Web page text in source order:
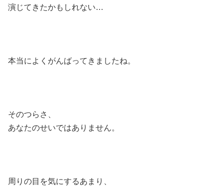
演じてきたかもしれない…
本当によくがんばってきましたね。
そのつらさ、
あなたのせいではありません。
周りの目を気にするあまり、